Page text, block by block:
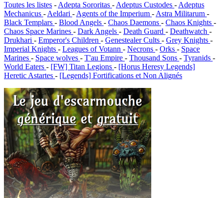
Toutes les listes -Adepta Sororitas -Adeptus Custodes -Adeptus
Mechanicus -Aeldari -Agents of the Imperium -Astra Militarum -
Black Templars - Blood Angels - Chaos Daemons - Chaos Knights -
Chaos Space Marines - Dark Angels - Death Guard - Deathwatch -
Drukhari - Emperor's Children - Genestealer Cults - Grey Knights -
Imperial Knights - Leagues of Votann - Necrons - Orks - Space
Marines - Space wolves - T'au Empire - Thousand Sons - Tyranids -
World Eaters - [FW] Titan Legions - [Horus Heresy Legends]
Heretic Astartes - [Legends] Fortifications et Non Alignés